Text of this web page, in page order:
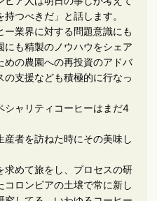
つべきだ」と話します。
業界に対する問題意識にも
も精製のノウハウをシェア
めの農園への再投資のアドバ
支援なども積極的に行なっ
シャリティコーヒーはまだ4
者を訪ねた時にその美味し
求めて旅をし、プロセスの研
ロンビアの土壌で常に新し